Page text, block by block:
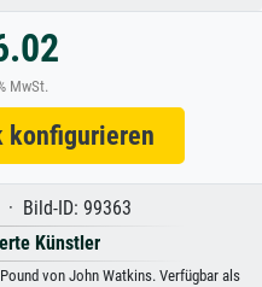
MwSt.
Bild-ID: 99363
Künstler
von John Watkins. Verfügbar als